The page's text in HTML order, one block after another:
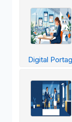
Digital